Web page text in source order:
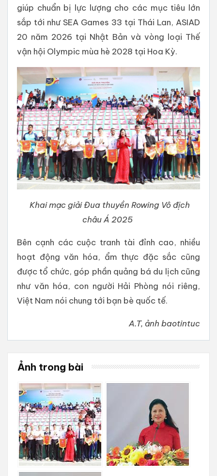
giúp chuẩn bị lực lượng cho các mục tiêu lớn
sắp tới như SEA Games 33 tại Thái Lan, ASIAD
20 năm 2026 tại Nhật Bản và vòng loại Thế
vận hội Olympic mùa hè 2028 tại Hoa Kỳ.
Khai mạc giải Đua thuyền Rowing Vô địch
châu Á 2025
Bên cạnh các cuộc tranh tài đỉnh cao, nhiều
hoạt động văn hóa, ẩm thực đặc sắc cũng
được tổ chức, góp phần quảng bá du lịch cũng
như văn hóa, con người Hải Phòng nói riêng,
Việt Nam nói chung tới bạn bè quốc tế.
A.T, ảnh baotintuc
Ảnh trong bài